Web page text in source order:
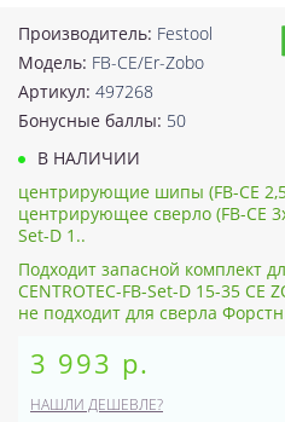
Производитель: Festool
Модель: FB-CE/Er-Zobo
Артикул: 497268
Бонусные баллы: 50
В НАЛИЧИИ
центрирующие шипы (FB-CE
центрирующее сверло (FB-CE
Set-D 1..
Подходит запасной комплект
CENTROTEC-FB-Set-D 15-35 CE
не подходит для сверла Форстн
3 993 р.
НАШЛИ ДЕШЕВЛЕ?